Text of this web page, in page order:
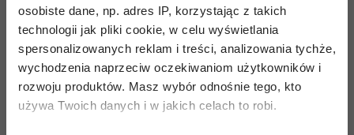
osobiste dane, np. adres IP, korzystając z takich
technologii jak pliki cookie, w celu wyświetlania
spersonalizowanych reklam i treści, analizowania tychże,
wychodzenia naprzeciw oczekiwaniom użytkowników i
rozwoju produktów. Masz wybór odnośnie tego, kto
używa Twoich danych i w jakich celach to robi.